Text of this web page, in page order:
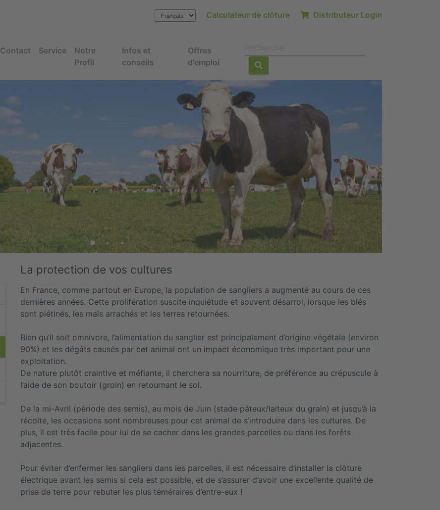
Calculateur de clôture Distributeur Login
Contact Service
Notre
Profil
Infos et
conseils
Offres
d'emploi
La protection de vos cultures
En France, comme partout en Europe, la population de sangliers a augmenté au cours de ces
dernières années. Cette prolifération suscite inquiétude et souvent désarroi, lorsque les blés
sont piétinés, les maïs arrachés et les terres retournées.
Bien qu’il soit omnivore, l’alimentation du sanglier est principalement d’origine végétale (environ
90%) et les dégâts causés par cet animal ont un impact économique très important pour une
exploitation.
De nature plutôt craintive et méfiante, il cherchera sa nourriture, de préférence au crépuscule à
l’aide de son boutoir (groin) en retournant le sol.
De la mi-Avril (période des semis), au mois de Juin (stade pâteux/laiteux du grain) et jusqu’à la
récolte, les occasions sont nombreuses pour cet animal de s’introduire dans les cultures. De
plus, il est très facile pour lui de se cacher dans les grandes parcelles ou dans les forêts
adjacentes.
Pour éviter d’enfermer les sangliers dans les parcelles, il est nécessaire d’installer la clôture
électrique avant les semis si cela est possible, et de s’assurer d’avoir une excellente qualité de
prise de terre pour rebuter les plus téméraires d’entre-eux !